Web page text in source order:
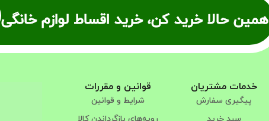
همین حالا خرید کن، خرید اقساط لوازم خانگی
خدمات مشتریان
پیگیری سفارش
قوانین و مقررات
شرایط و قوانین